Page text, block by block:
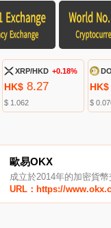
XRP/HKD +0.18%
HK$ 8.27
$ 1.062
HK$
$
歐易OKX
成立於2014年的加密貨
URL：https://